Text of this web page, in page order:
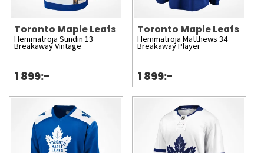
Toronto Maple Leafs
Hemmatröja Sundin 13
Breakaway Vintage
1 899:-
Toronto Maple Leafs
Hemmatröja Matthews 34
Breakaway Player
1 899:-